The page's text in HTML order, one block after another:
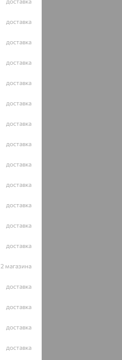
доставка
доставка
доставка
доставка
доставка
доставка
доставка
доставка
доставка
доставка
доставка
доставка
2 магазина
доставка
доставка
доставка
доставка